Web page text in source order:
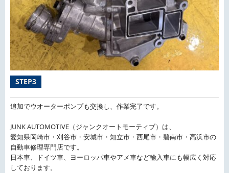
STEP3
追加でウオーターポンプも交換し、作業完了です。
JUNK AUTOMOTIVE（ジャンクオートモーティブ）は、
愛知県岡崎市・刈谷市・安城市・知立市・西尾市・碧南市・高浜市の
自動車修理専門店です。
日本車、ドイツ車、ヨーロッパ車やアメ車など輸入車にも幅広く対応
しております。